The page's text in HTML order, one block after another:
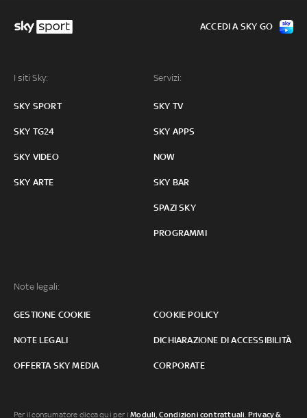
I siti Sky:
SKY SPORT
SKY TG24
SKY VIDEO
SKY ARTE
Servizi:
SKY TV
SKY APPS
NOW
SKY BAR
SPAZI SKY
PROGRAMMI
Note legali:
GESTIONE COOKIE COOKIE POLICY
NOTE LEGALI DICHIARAZIONE DI ACCESSIBILITÀ
OFFERTA SKY MEDIA CORPORATE
ACCEDI A SKY GO
Per il consumatore clicca qui per iModuli, Condizioni contrattuali, Privacy &